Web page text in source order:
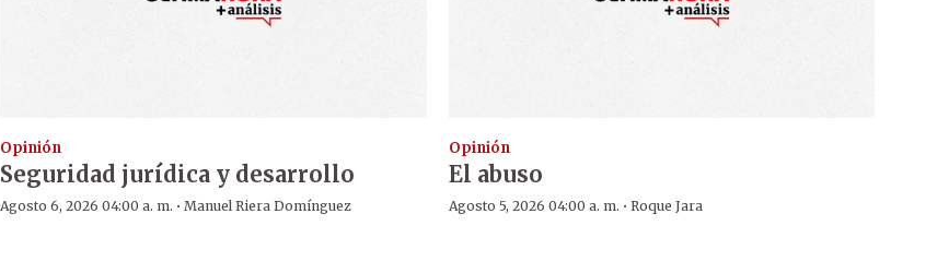
Opinión
Seguridad jurídica y desarrollo
Agosto 6, 2026 04:00 a. m. ·Manuel Riera Domínguez
Opinión
El abuso
Agosto 5, 2026 04:00 a. m. · Roque Jara